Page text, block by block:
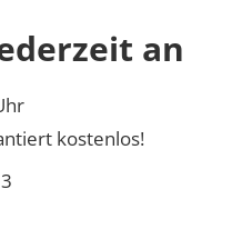
an
kostenlos!